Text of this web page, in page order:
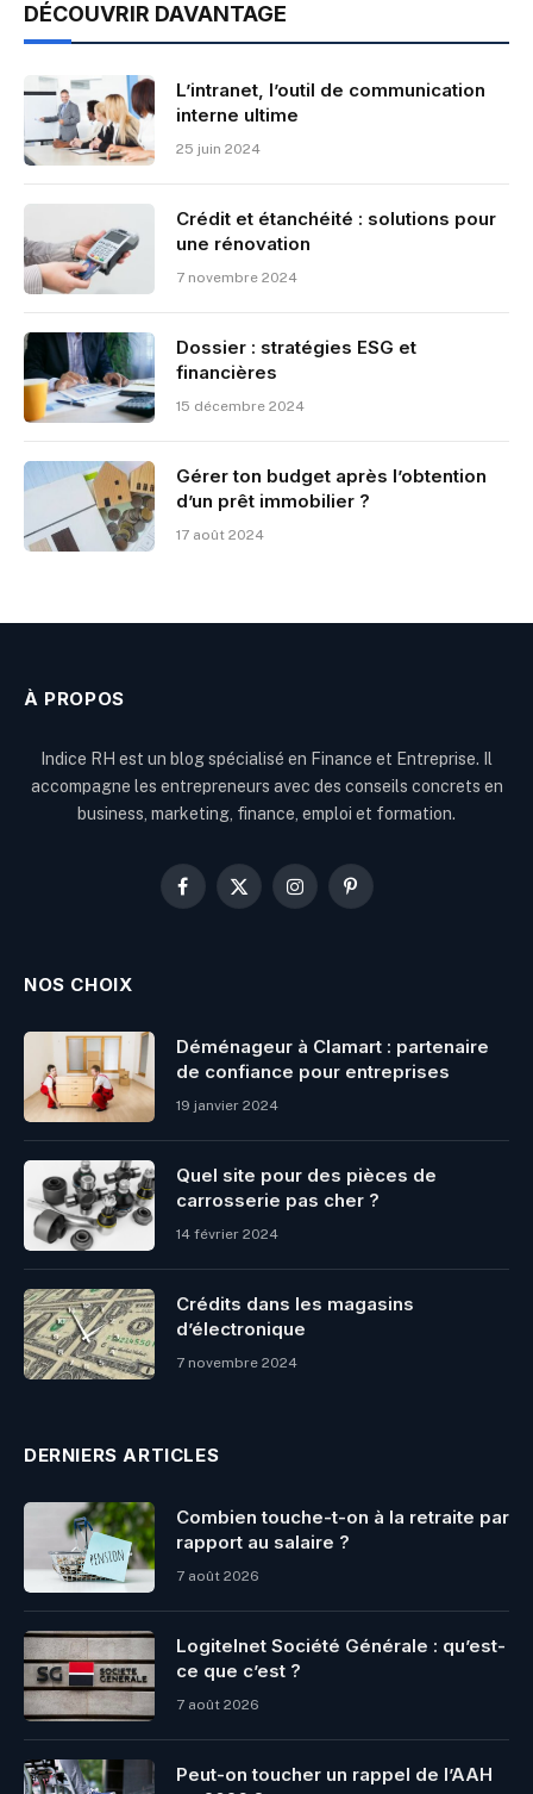
DÉCOUVRIR DAVANTAGE
L’intranet, l’outil de communication
interne ultime
25 juin 2024
Crédit et étanchéité : solutions pour
une rénovation
7 novembre 2024
Dossier : stratégies ESG et
financières
15 décembre 2024
Gérer ton budget après l’obtention
d’un prêt immobilier ?
17 août 2024
À PROPOS
Indice RH est un blog spécialisé en Finance et Entreprise. Il
accompagne les entrepreneurs avec des conseils concrets en
business, marketing, finance, emploi et formation.
Facebook
X
InstagramPinterest
NOS CHOIX
Déménageur à Clamart : partenaire
de confiance pour entreprises
19 janvier 2024
Quel site pour des pièces de
carrosserie pas cher ?
14 février 2024
Crédits dans les magasins
d’électronique
7 novembre 2024
DERNIERS ARTICLES
Combien touche-t-on à la retraite par
rapport au salaire ?
7 août 2026
Logitelnet Société Générale : qu’est-
ce que c’est ?
7 août 2026
Peut-on toucher un rappel de l’AAH